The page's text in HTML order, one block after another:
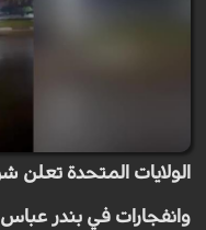
الولايات المتحدة
وانفجارات في بندر